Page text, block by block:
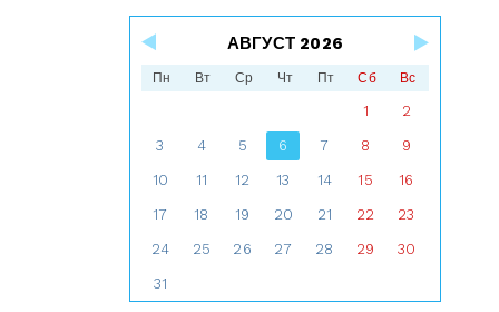
АВГУСТ 2026
Пн Вт Ср Чт Пт Сб Вс
1 2
3 4 5 6 7 8 9
10 11 12 13 14 15 16
17 18 19 20 21 22 23
24 25 26 27 28 29 30
31